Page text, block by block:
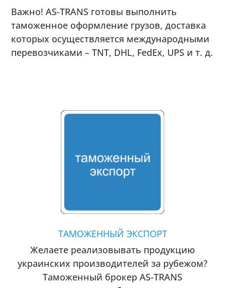
Важно! AS-TRANS готовы выполнить
таможенное оформление грузов, доставка
которых осуществляется международными
перевозчиками – TNT, DHL, FedEx, UPS и т. д.
ТАМОЖЕННЫЙ ЭКСПОРТ
Желаете реализовывать продукцию
украинских производителей за рубежом?
Таможенный брокер AS-TRANS